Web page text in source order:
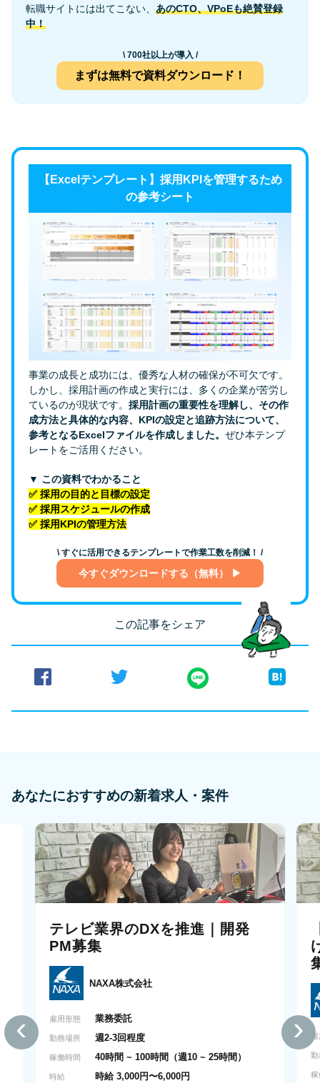
転職サイトには出てこない、 あのCTO、VPoEも絶賛登録
中！
\ 700社以上が導入 /
まずは無料で資料ダウンロード！
【Excelテンプレート】採用KPIを管理するため
の参考シート
事業の成長と成功には、優秀な人材の確保が不可欠です。
しかし、採用計画の作成と実行には、多くの企業が苦労し
ているのが現状です。 採用計画の重要性を理解し、その作
成方法と具体的な内容、KPIの設定と追跡方法について、
参考となるExcelファイルを作成しました。 ぜひ本テンプ
レートをご活用ください。
▼ この資料でわかること
✅ 採用の目的と目標の設定
✅ 採用スケジュールの作成
✅ 採用KPIの管理方法
\ すぐに活用できるテンプレートで作業工数を削減！ /
今すぐダウンロードする（無料） ▶
この記事をシェア
あなたにおすすめの新着求人・案件
テレビ業界のDXを推進｜開発
PM募集
NAXA株式会社
雇用形態 業務委託
勤務場所 週2-3回程度
稼働時間 40時間 ~ 100時間（週10 ~ 25時間）
時給 時給 3,000円〜6,000円
勤
稼
‹ ›